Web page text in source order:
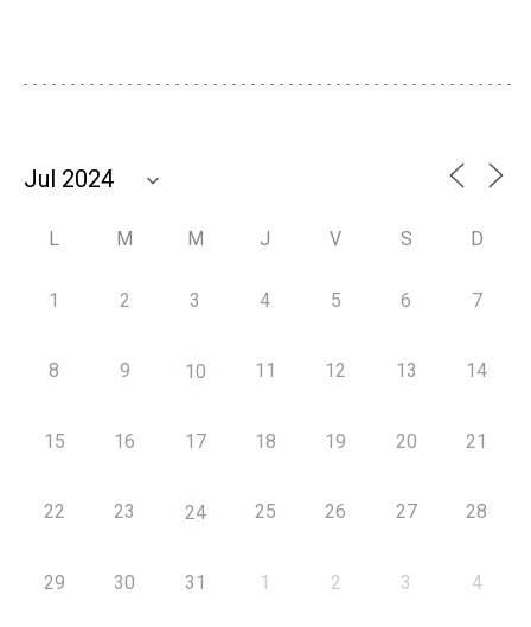
L M M J V S D
1 2 3 4 5 6 7
8 9 10 11 12 13 14
15 16 17 18 19 20 21
22 23 24 25 26 27 28
29 30 31 1 2 3 4